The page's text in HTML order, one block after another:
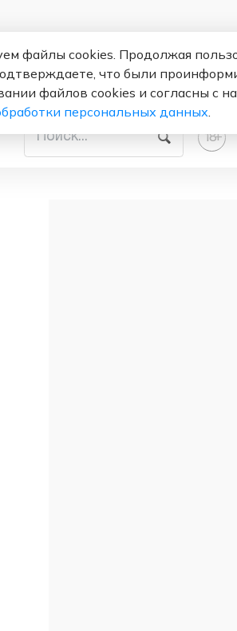
18+
файлы cookies. Продолжая
что были
файлов cookies и согласны с
персональных данных.